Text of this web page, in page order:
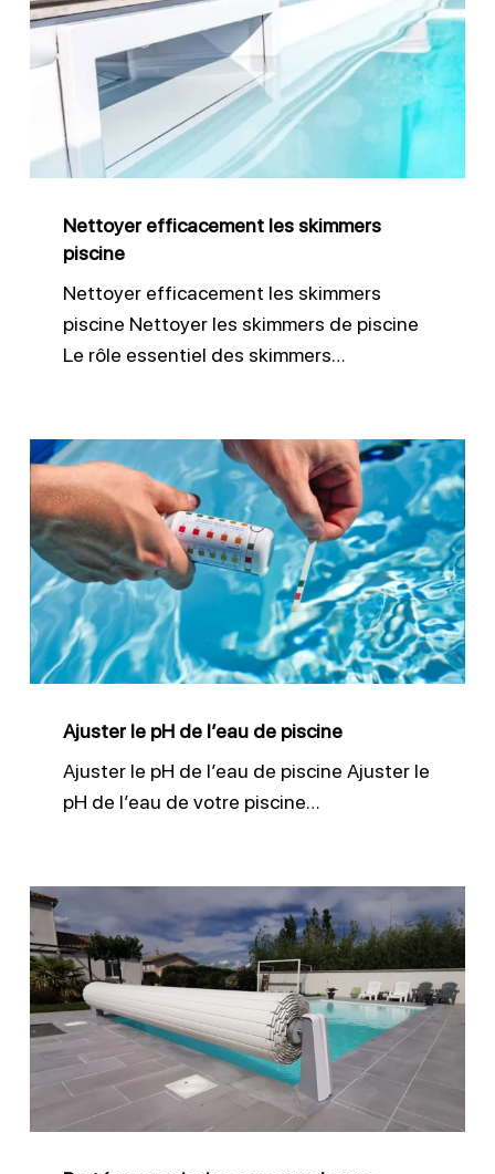
les
skimmers
piscine
Nettoyer efficacement les skimmers
piscine
Nettoyer efficacement les skimmers
piscine Nettoyer les skimmers de piscine
Le rôle essentiel des skimmers…
Ajuster
le
pH
de
l’eau
de
piscine
Ajuster le pH de l’eau de piscine
Ajuster le pH de l’eau de piscine Ajuster le
pH de l’eau de votre piscine…
Protéger
sa
piscine
avec
une
bonne
couverture